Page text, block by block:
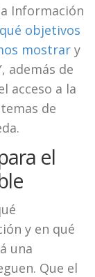
Información
qué objetivos
mostrar y
además de
acceso a la
de
el
y en qué
una
Que el